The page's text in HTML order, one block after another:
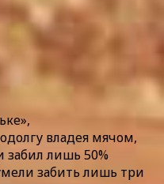
владея мячом,
забил лишь 50%
забить лишь три